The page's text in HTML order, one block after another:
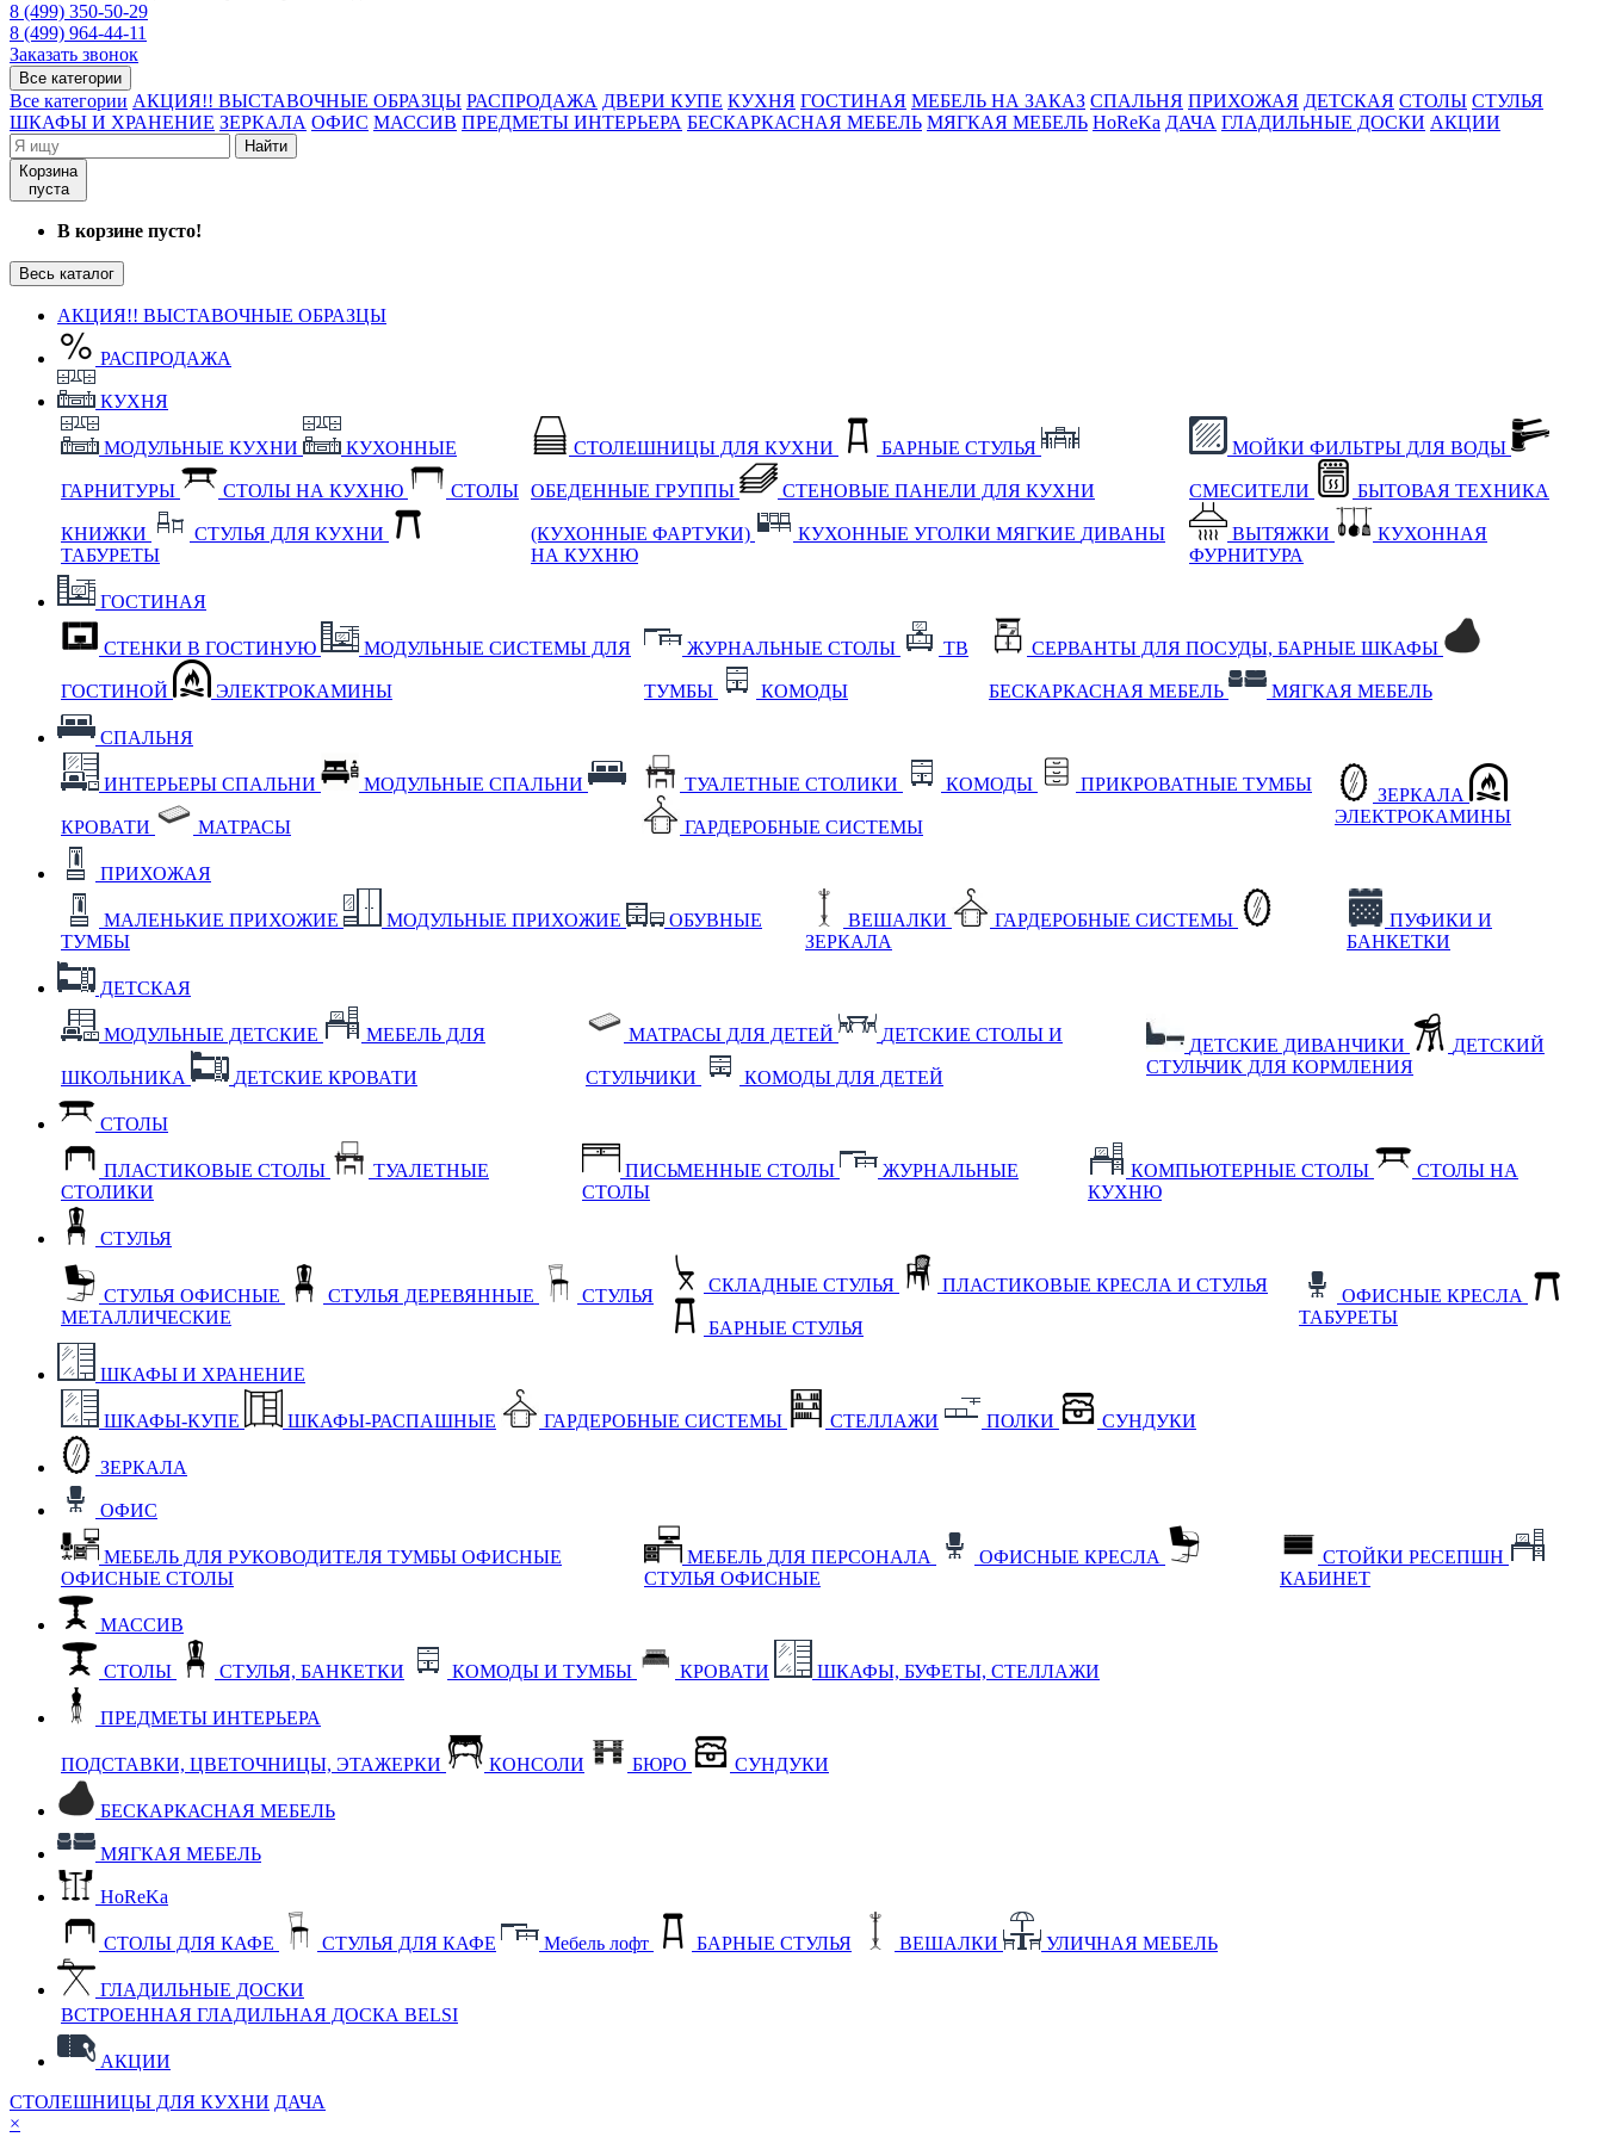
8 (499) 350-50-29
8 (499) 964-44-11
Заказать звонок
Все категории
Все категории АКЦИЯ!! ВЫСТАВОЧНЫЕ ОБРАЗЦЫ РАСПРОДАЖА ДВЕРИ КУПЕ КУХНЯ ГОСТИНАЯ МЕБЕЛЬ НА ЗАКАЗ СПАЛЬНЯ ПРИХОЖАЯ ДЕТСКАЯ СТОЛЫ СТУЛЬЯ
ШКАФЫ И ХРАНЕНИЕ ЗЕРКАЛА ОФИС МАССИВ ПРЕДМЕТЫ ИНТЕРЬЕРА БЕСКАРКАСНАЯ МЕБЕЛЬ МЯГКАЯ МЕБЕЛЬ HoReKa ДАЧА ГЛАДИЛЬНЫЕ ДОСКИ АКЦИИ
Найти
Корзина
пуста
В корзине пусто!
Весь каталог
АКЦИЯ!! ВЫСТАВОЧНЫЕ ОБРАЗЦЫ
РАСПРОДАЖА
КУХНЯ
МОДУЛЬНЫЕ КУХНИ КУХОННЫЕ
ГАРНИТУРЫ СТОЛЫ НА КУХНЮ СТОЛЫ
КНИЖКИ
СТУЛЬЯ ДЛЯ КУХНИ
ТАБУРЕТЫ
СТОЛЕШНИЦЫ ДЛЯ КУХНИ БАРНЫЕ СТУЛЬЯ
ОБЕДЕННЫЕ ГРУППЫ СТЕНОВЫЕ ПАНЕЛИ ДЛЯ КУХНИ
(КУХОННЫЕ ФАРТУКИ) КУХОННЫЕ УГОЛКИ МЯГКИЕ ДИВАНЫ
НА КУХНЮ
МОЙКИ ФИЛЬТРЫ ДЛЯ ВОДЫ
СМЕСИТЕЛИ БЫТОВАЯ ТЕХНИКА
ВЫТЯЖКИ
КУХОННАЯ
ФУРНИТУРА
ГОСТИНАЯ
СТЕНКИ В ГОСТИНУЮ МОДУЛЬНЫЕ СИСТЕМЫ ДЛЯ
ГОСТИНОЙ ЭЛЕКТРОКАМИНЫ
ЖУРНАЛЬНЫЕ СТОЛЫ ТВ
ТУМБЫ КОМОДЫ
СЕРВАНТЫ ДЛЯ ПОСУДЫ, БАРНЫЕ ШКАФЫ
БЕСКАРКАСНАЯ МЕБЕЛЬ МЯГКАЯ МЕБЕЛЬ
СПАЛЬНЯ
ИНТЕРЬЕРЫ СПАЛЬНИ МОДУЛЬНЫЕ СПАЛЬНИ
КРОВАТИ МАТРАСЫ
ТУАЛЕТНЫЕ СТОЛИКИ КОМОДЫ ПРИКРОВАТНЫЕ ТУМБЫ
ГАРДЕРОБНЫЕ СИСТЕМЫ
ЗЕРКАЛА
ЭЛЕКТРОКАМИНЫ
ПРИХОЖАЯ
МАЛЕНЬКИЕ ПРИХОЖИЕ МОДУЛЬНЫЕ ПРИХОЖИЕ
ОБУВНЫЕ
ТУМБЫ
ВЕШАЛКИ
ГАРДЕРОБНЫЕ СИСТЕМЫ
ЗЕРКАЛА
ПУФИКИ И
БАНКЕТКИ
ДЕТСКАЯ
МОДУЛЬНЫЕ ДЕТСКИЕ МЕБЕЛЬ ДЛЯ
ШКОЛЬНИКА ДЕТСКИЕ КРОВАТИ
МАТРАСЫ ДЛЯ ДЕТЕЙ ДЕТСКИЕ СТОЛЫ И
СТУЛЬЧИКИ КОМОДЫ ДЛЯ ДЕТЕЙ
ДЕТСКИЕ ДИВАНЧИКИ
ДЕТСКИЙ
СТУЛЬЧИК ДЛЯ КОРМЛЕНИЯ
СТОЛЫ
ПЛАСТИКОВЫЕ СТОЛЫ
ТУАЛЕТНЫЕ
СТОЛИКИ
ПИСЬМЕННЫЕ СТОЛЫ
ЖУРНАЛЬНЫЕ
СТОЛЫ
КОМПЬЮТЕРНЫЕ СТОЛЫ
СТОЛЫ НА
КУХНЮ
СТУЛЬЯ
СТУЛЬЯ ОФИСНЫЕ СТУЛЬЯ ДЕРЕВЯННЫЕ
СТУЛЬЯ
МЕТАЛЛИЧЕСКИЕ
СКЛАДНЫЕ СТУЛЬЯ ПЛАСТИКОВЫЕ КРЕСЛА И СТУЛЬЯ
БАРНЫЕ СТУЛЬЯ
ОФИСНЫЕ КРЕСЛА
ТАБУРЕТЫ
ШКАФЫ И ХРАНЕНИЕ
ШКАФЫ-КУПЕ ШКАФЫ-РАСПАШНЫЕ ГАРДЕРОБНЫЕ СИСТЕМЫ СТЕЛЛАЖИ ПОЛКИ СУНДУКИ
ЗЕРКАЛА
ОФИС
МЕБЕЛЬ ДЛЯ РУКОВОДИТЕЛЯ ТУМБЫ ОФИСНЫЕ
ОФИСНЫЕ СТОЛЫ
МЕБЕЛЬ ДЛЯ ПЕРСОНАЛА
ОФИСНЫЕ КРЕСЛА
СТУЛЬЯ ОФИСНЫЕ
СТОЙКИ РЕСЕПШН
КАБИНЕТ
МАССИВ
СТОЛЫ СТУЛЬЯ, БАНКЕТКИ КОМОДЫ И ТУМБЫ КРОВАТИ ШКАФЫ, БУФЕТЫ, СТЕЛЛАЖИ
ПРЕДМЕТЫ ИНТЕРЬЕРА
ПОДСТАВКИ, ЦВЕТОЧНИЦЫ, ЭТАЖЕРКИ КОНСОЛИ БЮРО СУНДУКИ
БЕСКАРКАСНАЯ МЕБЕЛЬ
МЯГКАЯ МЕБЕЛЬ
HoReKa
СТОЛЫ ДЛЯ КАФЕ СТУЛЬЯ ДЛЯ КАФЕ Мебель лофт БАРНЫЕ СТУЛЬЯ ВЕШАЛКИ УЛИЧНАЯ МЕБЕЛЬ
ГЛАДИЛЬНЫЕ ДОСКИ
ВСТРОЕННАЯ ГЛАДИЛЬНАЯ ДОСКА BELSI
АКЦИИ
СТОЛЕШНИЦЫ ДЛЯ КУХНИ ДАЧА
×